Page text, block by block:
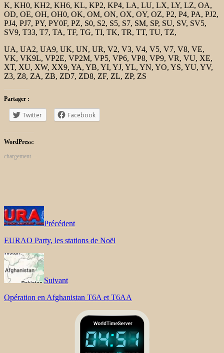
K, KH0, KH2, KH6, KL, KP2, KP4, LA, LU, LX, LY, LZ, OA,
OD, OE, OH, OH0, OK, OM, ON, OX, OY, OZ, P2, P4, PA, PJ2,
PJ4, PJ7, PY, PY0F, PZ, S0, S2, S5, S7, SM, SP, SU, SV, SV5,
SV9, T33, T7, TA, TF, TG, TI, TK, TR, TT, TU, TZ,
UA, UA2, UA9, UK, UN, UR, V2, V3, V4, V5, V7, V8, VE,
VK, VK9L, VP2E, VP2M, VP5, VP6, VP8, VP9, ​​VR, VU, XE,
XT, XU, XW, XX9, YA, YB, YI, YJ, YL, YN, YO, YS, YU, YV,
Z3, Z8, ZA, ZB, ZD7, ZD8, ZF, ZL, ZP, ZS
Partager :
Twitter Facebook
WordPress:
chargement…
Précédent
EURAO Party, les stations de Noël
Suivant
Opération en Afghanistan T6A et T6AA